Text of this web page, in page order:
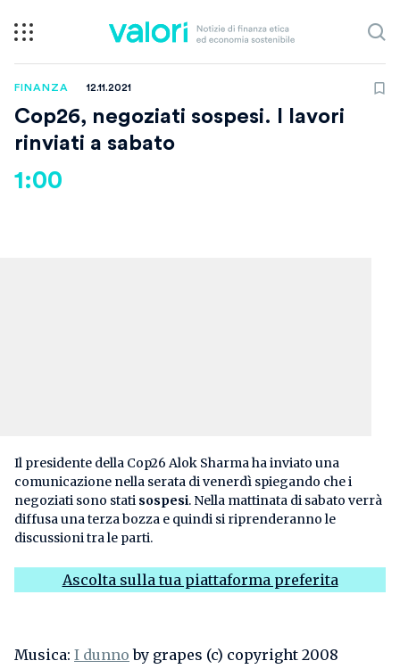
FINANZA 12.11.2021
Cop26, negoziati sospesi. I lavori
rinviati a sabato
1:00
Il presidente della Cop26 Alok Sharma ha inviato una
comunicazione nella serata di venerdì spiegando che i
negoziati sono stati sospesi. Nella mattinata di sabato verrà
diffusa una terza bozza e quindi si riprenderanno le
discussioni tra le parti.
Ascolta sulla tua piattaforma preferita
Musica: I dunno by grapes (c) copyright 2008